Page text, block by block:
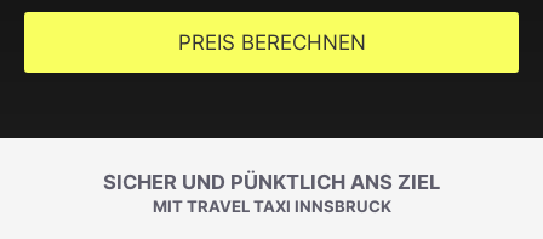
PREIS BERECHNEN
SICHER UND PÜNKTLICH ANS ZIEL
MIT TRAVEL TAXI INNSBRUCK